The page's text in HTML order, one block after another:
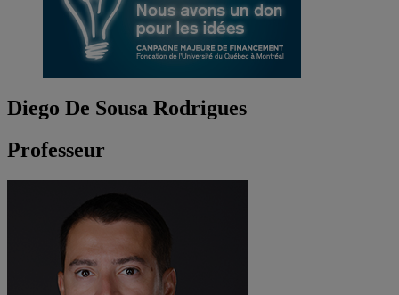
Diego De Sousa Rodrigues
Professeur